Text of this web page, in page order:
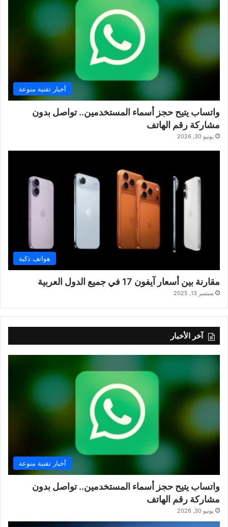
أخبار تقنية منوعة
واتساب يتيح حجز أسماء المستخدمين.. تواصل بدون
مشاركة رقم الهاتف
يونيو 30, 2026
هواتف ذكية
مقارنة بين أسعار آيفون 17 في جميع الدول العربية
سبتمبر 13, 2025
آخر الأخبار
أخبار تقنية منوعة
واتساب يتيح حجز أسماء المستخدمين.. تواصل بدون
مشاركة رقم الهاتف
يونيو 30, 2026